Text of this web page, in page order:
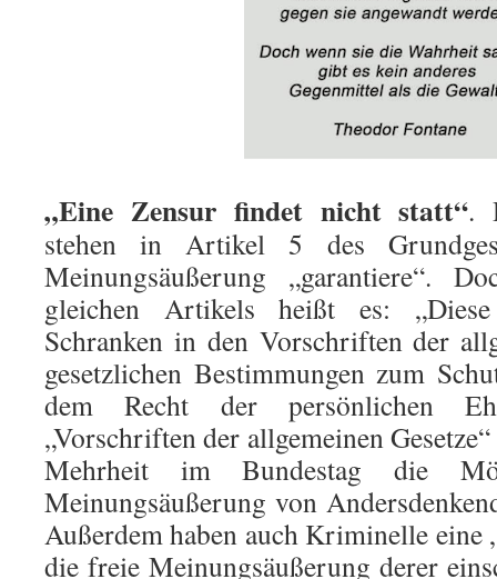
„Eine Zensur findet nicht statt“.
stehen in Artikel 5 des
Meinungsäußerung „garantiere“.
gleichen Artikels heißt es:
Schranken in den Vorschriften der
gesetzlichen Bestimmungen zum
dem Recht der persönlichen
„Vorschriften der allgemeinen
Mehrheit im Bundestag die
Meinungsäußerung von
Außerdem haben auch Kriminelle eine
die freie Meinungsäußerung derer